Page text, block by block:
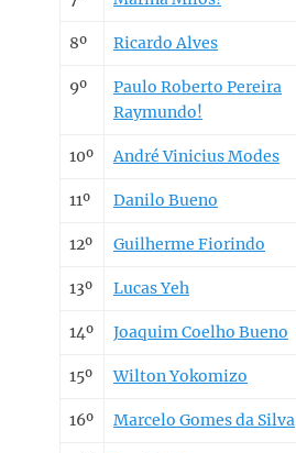
8º Ricardo Alves
9º
Paulo Roberto Pereira
Raymundo!
10º André Vinicius Modes
11º Danilo Bueno
12º Guilherme Fiorindo
13º Lucas Yeh
14º Joaquim Coelho Bueno
15º Wilton Yokomizo
16º Marcelo Gomes da Silva